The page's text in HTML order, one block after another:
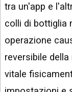
tra un'app e
colli di bottiglia
operazione
reversibile
vitale